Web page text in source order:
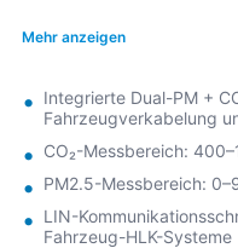
automatische
Mit Laserstreuung zur
Sensortechnologie
Kommunikation für eine
HLK-Steuerungen.
einem breiten
Mehr anzeigen
Integrierte Dual-PM +
Fahrzeugverkabelung
CO₂-Messbereich:
PM2.5-Messbereich:
LIN-
Fahrzeug-HLK-Systeme